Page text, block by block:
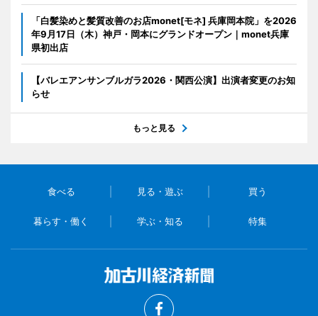
「白髪染めと髪質改善のお店monet[モネ] 兵庫岡本院」を2026
年9月17日（木）神戸・岡本にグランドオープン｜monet兵庫
県初出店
【バレエアンサンブルガラ2026・関西公演】出演者変更のお知
らせ
もっと見る
食べる 見る・遊ぶ 買う
暮らす・働く 学ぶ・知る 特集